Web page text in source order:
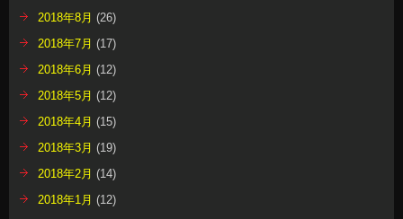
2018年8月 (26)
2018年7月 (17)
2018年6月 (12)
2018年5月 (12)
2018年4月 (15)
2018年3月 (19)
2018年2月 (14)
2018年1月 (12)